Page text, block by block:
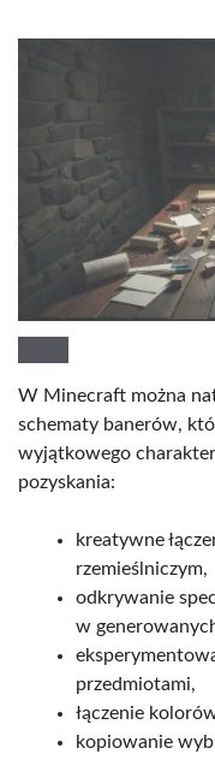
W Minecraft można
schematy banerów,
wyjątkowego
pozyskania:
kreatywne
rzemieślniczym,
odkrywanie
w
przedmiotami,
łączenie
kopiowanie